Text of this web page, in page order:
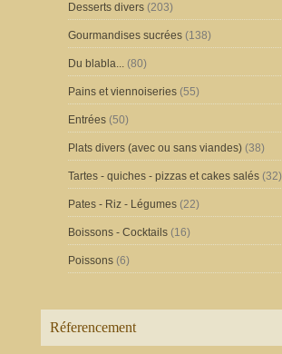
Desserts divers (203)
Gourmandises sucrées (138)
Du blabla... (80)
Pains et viennoiseries (55)
Entrées (50)
Plats divers (avec ou sans viandes) (38)
Tartes - quiches - pizzas et cakes salés (32)
Pates - Riz - Légumes (22)
Boissons - Cocktails (16)
Poissons (6)
Réferencement